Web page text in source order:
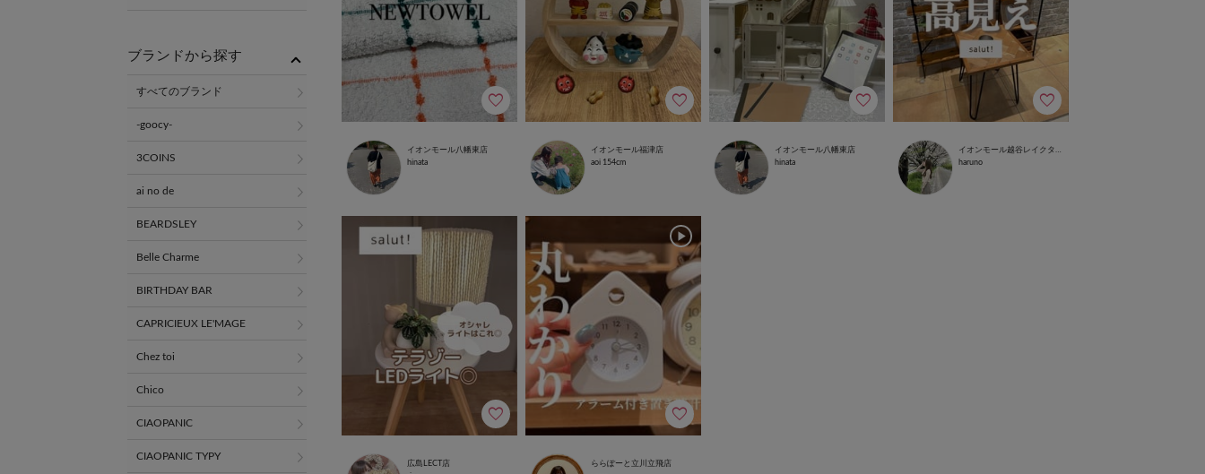
イオンモール八幡東店
hinata
イオンモール福津店
aoi 154cm
イオンモール八幡東店
hinata
イオンモール越谷レイクタウン店
haruno
広島LECT店
ららぽーと立川立飛店
ブランドから探す
すべてのブランド
-goocy-
3COINS
ai no de
BEARDSLEY
Belle Charme
BIRTHDAY BAR
CAPRICIEUX LE'MAGE
Chez toi
Chico
CIAOPANIC
CIAOPANIC TYPY